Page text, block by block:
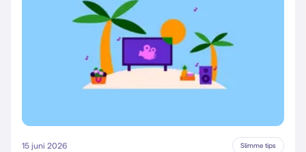
15 juni 2026 Slimme tips